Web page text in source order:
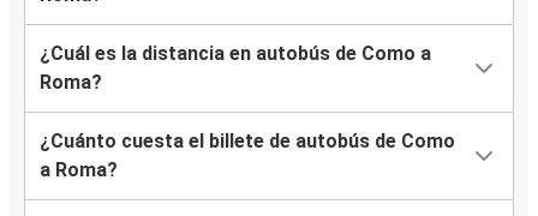
¿Cuál es la distancia en autobús de Como a
Roma?
¿Cuánto cuesta el billete de autobús de Como
a Roma?